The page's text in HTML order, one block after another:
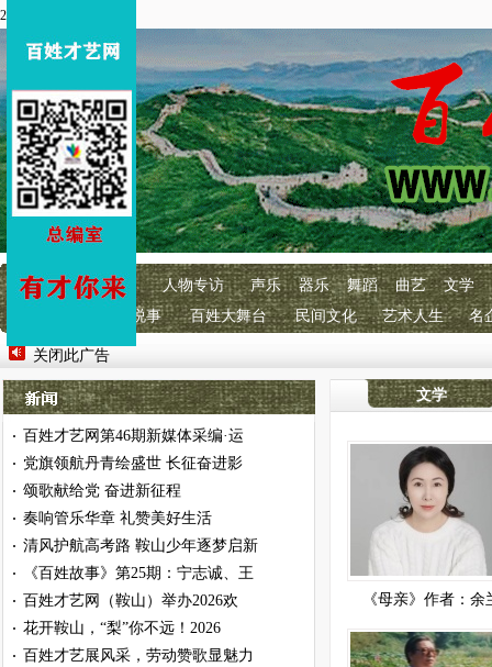
关闭此广告
2026年8月9 星期日
首页 百艺快讯 人物专访 声乐 器乐 舞蹈 曲艺
文学
百艺说事 百姓大舞台 民间文化 艺术人生 名
· 百姓才艺网第46期新媒体采编·运
· 党旗领航丹青绘盛世 长征奋进影
· 颂歌献给党 奋进新征程
· 奏响管乐华章 礼赞美好生活
· 清风护航高考路 鞍山少年逐梦启新
· 《百姓故事》第25期：宁志诚、王
· 百姓才艺网（鞍山）举办2026欢
· 花开鞍山，“梨”你不远！2026
· 百姓才艺展风采，劳动赞歌显魅力
文学
《母亲》作者：余